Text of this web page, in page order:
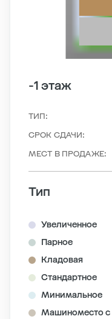
-1 этаж
ТИП:
СРОК СДАЧИ:
МЕСТ В ПРОДАЖЕ:
Тип
Увеличенное
Парное
Кладовая
Стандартное
Минимальное
Машиноместо с